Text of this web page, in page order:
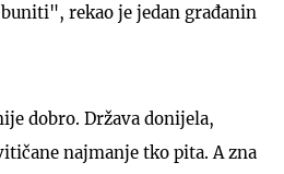
rekao je jedan građanin
dobro. Država donijela,
najmanje tko pita. A zna